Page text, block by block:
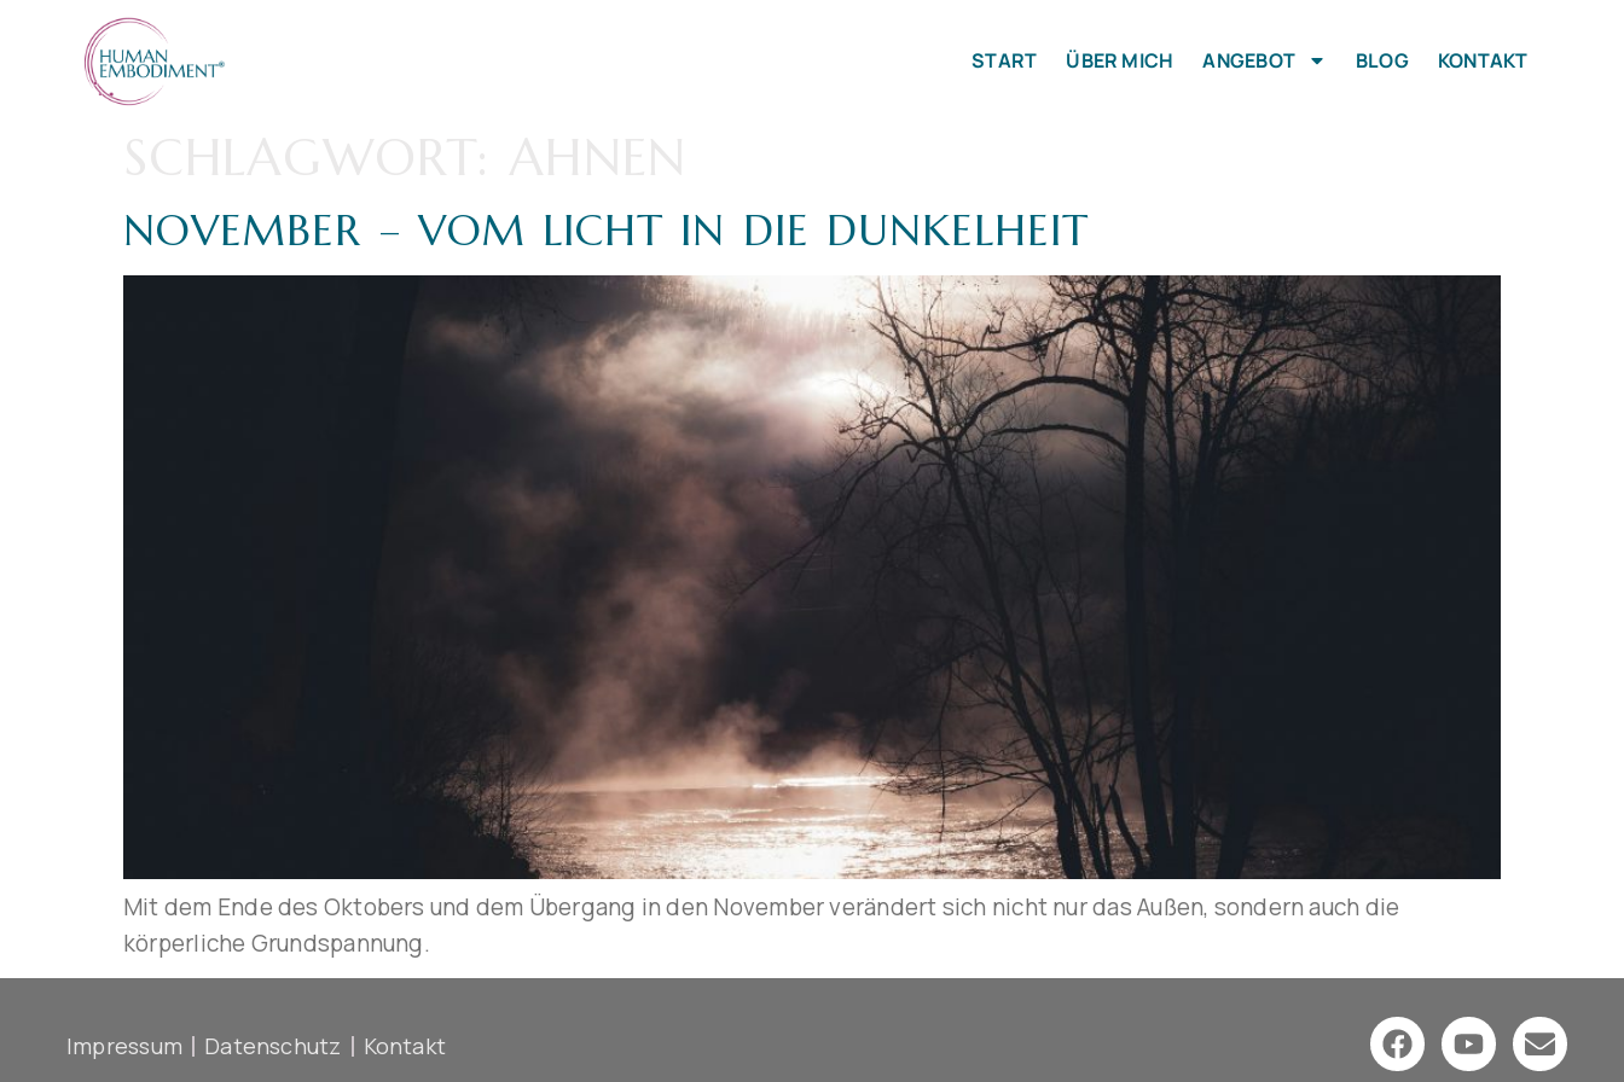
START ÜBER MICH ANGEBOT BLOG KONTAKT
NOVEMBER – VOM LICHT IN DIE DUNKELHEIT
Mit dem Ende des Oktobers und dem Übergang in den November verändert sich nicht nur das Außen, sondern auch die
körperliche Grundspannung.
Impressum Datenschutz Kontakt